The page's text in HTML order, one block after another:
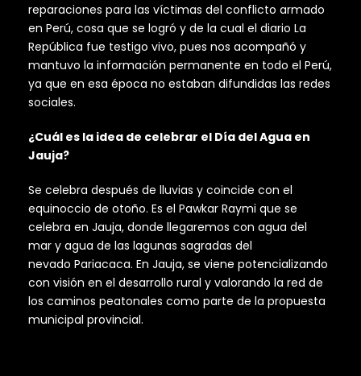
reparaciones para las víctimas del conflicto armado
en Perú, cosa que se logró y de la cual el diario La
República fue testigo vivo, pues nos acompañó y
mantuvo la información permanente en todo el Perú,
ya que en esa época no estaban difundidas las redes
sociales.
¿Cuál es la idea de celebrar el Día del Agua en
Jauja?
Se celebra después de lluvias y coincide con el
equinoccio de otoño. Es el Pawkar Raymi que se
celebra en Jauja, donde llegaremos con agua del
mar y agua de las lagunas sagradas del
nevado Pariacaca. En Jauja, se viene potencializando
con visión en el desarrollo rural y valorando la red de
los caminos peatonales como parte de la propuesta
municipal provincial.